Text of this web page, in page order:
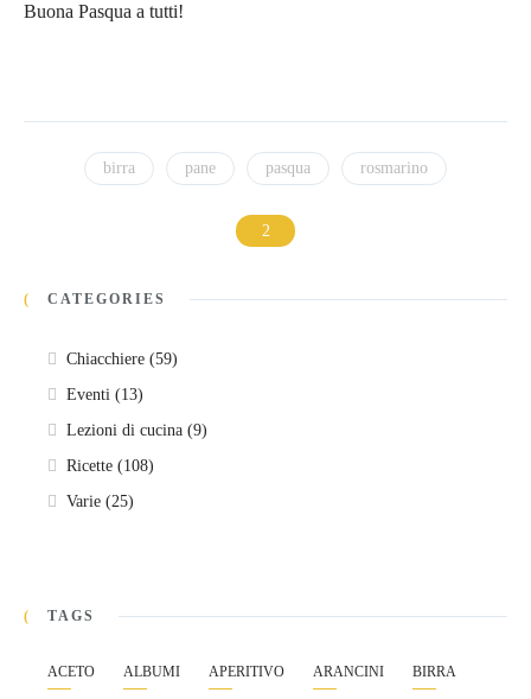
Buona Pasqua a tutti!
birra pane pasqua rosmarino
CATEGORIES
Chiacchiere (59)
Eventi (13)
Lezioni di cucina (9)
Ricette (108)
Varie (25)
TAGS
ACETO ALBUMI APERITIVO ARANCINI BIRRA